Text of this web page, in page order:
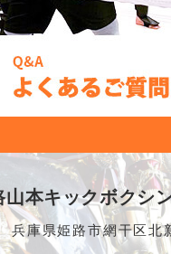
山本キックボクシ
庫県姫路市網干区北